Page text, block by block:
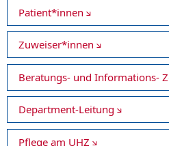
Patient*innen
Zuweiser*innen
Beratungs- und Informations-
Department-Leitung
Pflege am UHZ